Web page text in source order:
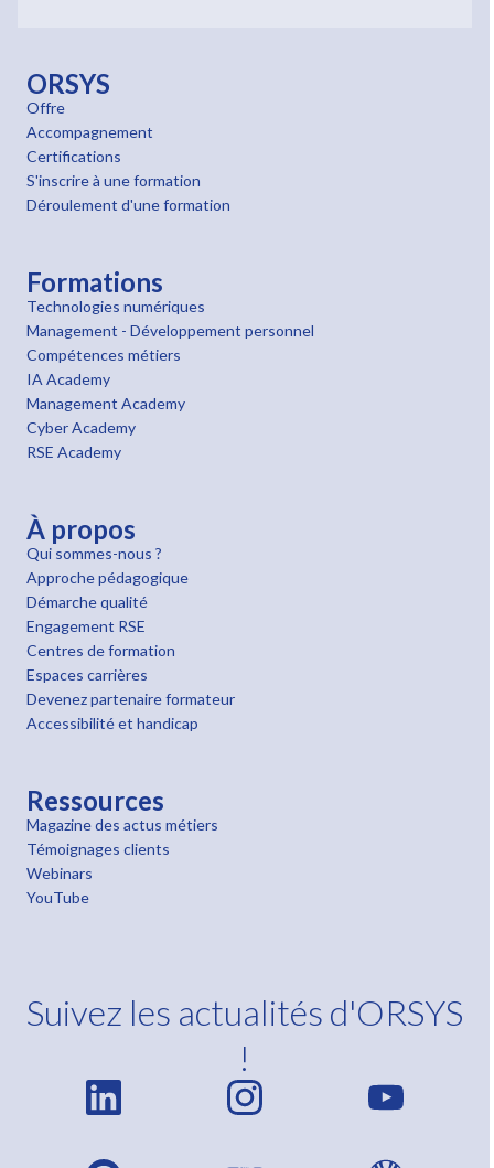
ORSYS
Offre
Accompagnement
Certifications
S'inscrire à une formation
Déroulement d'une formation
Formations
Technologies numériques
Management - Développement personnel
Compétences métiers
IA Academy
Management Academy
Cyber Academy
RSE Academy
À propos
Qui sommes-nous ?
Approche pédagogique
Démarche qualité
Engagement RSE
Centres de formation
Espaces carrières
Devenez partenaire formateur
Accessibilité et handicap
Ressources
Magazine des actus métiers
Témoignages clients
Webinars
YouTube
Suivez les actualités d'ORSYS
!